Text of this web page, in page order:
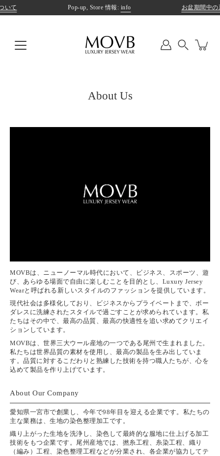
Skip
to
Pop-up, Store 情報:info お盆期間中の夏
About Us
MOVBは、ニューノーマル時代において、ビジネス、スポーツ、遊
び、あらゆる場面で自由に楽しむことを目的とし、Luxury Jersey
Wearと呼ばれる新しいスタイルのファッションを提供しています。
現代社会は多様化しており、ビジネスからプライベートまで、ボー
ダレスに洗練されたスタイルで過ごすことが求められています。私
たちはその中で、最高の品質、最高の快適性を追い求めてクリエイ
ションしています。
MOVBは、世界三大ウール産地の一つである尾州で生まれました。
私たちは世界品質の素材を使用し、最高の製品を生み出していま
す。品質に対するこだわりと熟練した技術を持つ職人たちが、心を
込めて製品を作り上げています。
About Our Company
愛知県一宮市で創業し、今年で98年目を迎える企業です。私たちの
主な業務は、生地の染色整理加工です。
織り上がった生地を洗浄し、染色して最終的な服地に仕上げる加工
技術をもつ企業です。尾州産地では、撚糸工程、糸染工程、織り
（編み）工程、染色整理工程などが分業され、各企業が協力してテ